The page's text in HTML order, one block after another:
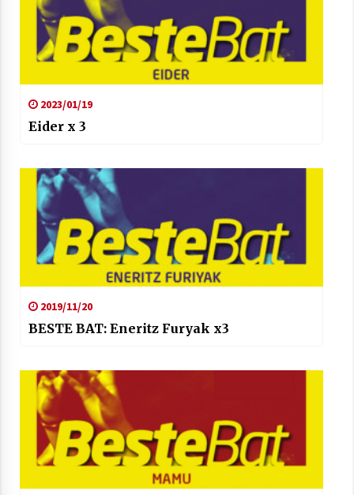
2023/01/19
Eider x 3
2019/11/20
BESTE BAT: Eneritz Furyak x3